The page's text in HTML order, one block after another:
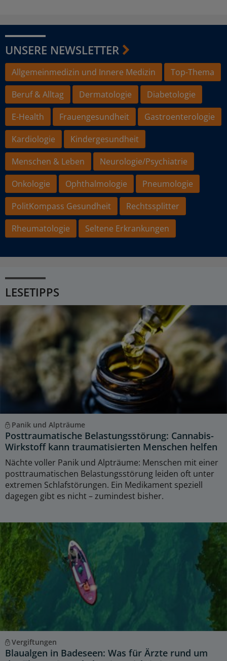
UNSERE NEWSLETTER
Allgemeinmedizin und Innere Medizin
Top-Thema
Beruf & Alltag
Dermatologie
Diabetologie
E-Health
Frauengesundheit
Gastroenterologie
Kardiologie
Kindergesundheit
Menschen & Leben
Neurologie/Psychiatrie
Onkologie
Ophthalmologie
Pneumologie
PolitKompass Gesundheit
Rechtssplitter
Rheumatologie
Seltene Erkrankungen
LESETIPPS
Panik und Alpträume
Posttraumatische Belastungsstörung: Cannabis-
Wirkstoff kann traumatisierten Menschen helfen
Nächte voller Panik und Alpträume: Menschen mit einer
posttraumatischen Belastungsstörung leiden oft unter
extremen Schlafstörungen. Ein Medikament speziell
dagegen gibt es nicht – zumindest bisher.
Vergiftungen
Blaualgen in Badeseen: Was für Ärzte rund um